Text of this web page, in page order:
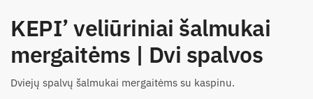
KEPI’ veliūriniai šalmukai
mergaitėms | Dvi spalvos
Dviejų spalvų šalmukai mergaitėms su kaspinu.